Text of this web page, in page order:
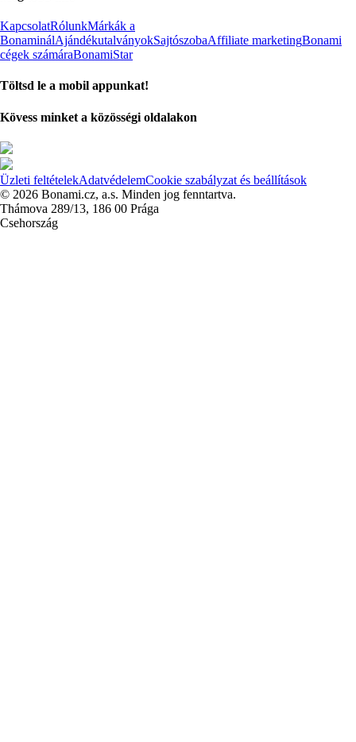
KapcsolatRólunkMárkák a
BonaminálAjándékutalványokSajtószobaAffiliate marketingBonami
cégek számáraBonamiStar
Töltsd le a mobil appunkat!
Kövess minket a közösségi oldalakon
Üzleti feltételekAdatvédelemCookie szabályzat és beállítások
© 2026 Bonami.cz, a.s. Minden jog fenntartva.
Thámova 289/13, 186 00 Prága
Csehország